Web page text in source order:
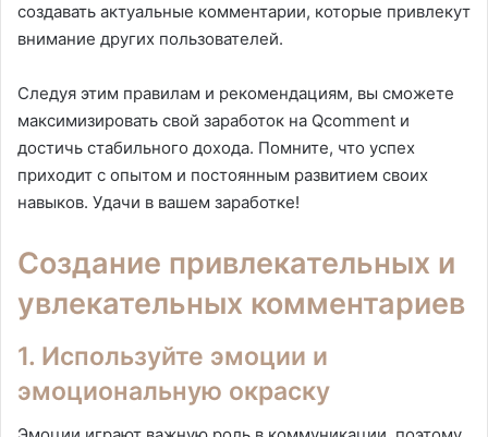
создавать актуальные комментарии, которые привлекут
внимание других пользователей.
Следуя этим правилам и рекомендациям, вы сможете
максимизировать свой заработок на Qcomment и
достичь стабильного дохода. Помните, что успех
приходит с опытом и постоянным развитием своих
навыков. Удачи в вашем заработке!
Создание привлекательных и
увлекательных комментариев
1. Используйте эмоции и
эмоциональную окраску